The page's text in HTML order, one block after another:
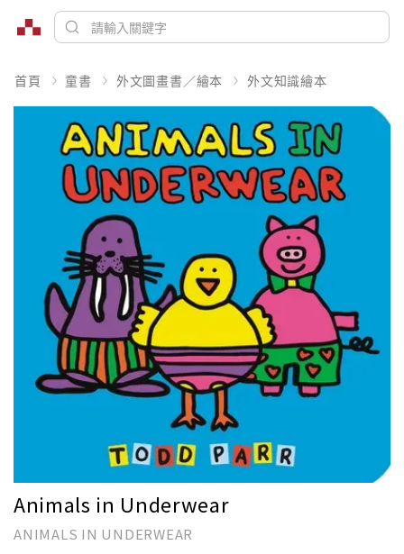
首頁 童書 外文圖畫書／繪本 外文知識繪本
Animals in Underwear
ANIMALS IN UNDERWEAR